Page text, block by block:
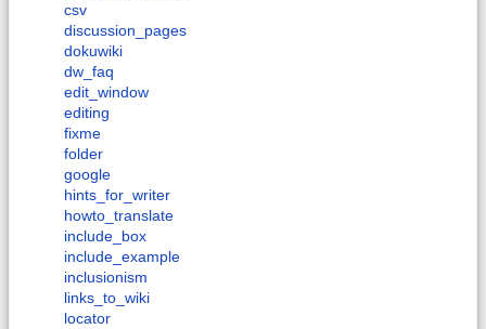
csv
discussion_pages
dokuwiki
dw_faq
edit_window
editing
fixme
folder
google
hints_for_writer
howto_translate
include_box
include_example
inclusionism
links_to_wiki
locator